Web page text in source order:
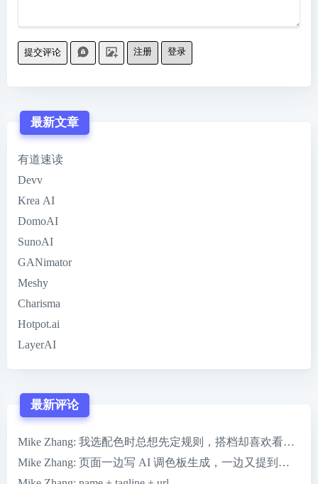
提交评论 注册 登录
最新文章
有道速读
Devv
Krea AI
DomoAI
SunoAI
GANimator
Meshy
Charisma
Hotpot.ai
LayerAI
最新评论
Mike Zhang: 我选配色时总想先定规则，搭档却喜欢看到
Mike Zhang: 页面一边写 AI 调色板生成，一边又提到一键完